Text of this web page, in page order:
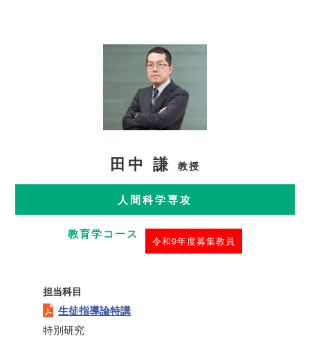
田中 謙 教授
人間科学専攻
教育学コース 令和9年度募集教員
担当科目
生徒指導論特講
特別研究